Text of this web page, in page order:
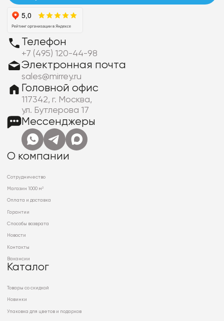
Телефон
+7 (495) 120-44-98
Электронная почта
sales@mirrey.ru
Головной офис
117342, г. Москва,
ул. Бутлерова 17
Мессенджеры
О компании
Сотрудничество
Магазин 1000 м²
Оплата и доставка
Гарантии
Способы возврата
Новости
Контакты
Вакансии
Каталог
Товары со скидкой
Новинки
Упаковка для цветов и подарков